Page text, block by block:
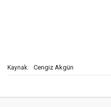
Kaynak: Cengiz Akgün